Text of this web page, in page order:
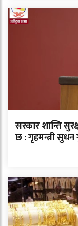
सरकार शान्ति
छ : गृहमन्त्री